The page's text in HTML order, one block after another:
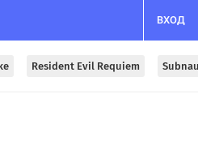
ВХОД
Resident Evil Requiem